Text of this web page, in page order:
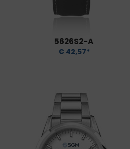
5626S2-A
€ 42,57*